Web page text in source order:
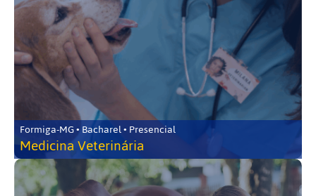
Formiga-MG • Bacharel • Presencial
Medicina Veterinária